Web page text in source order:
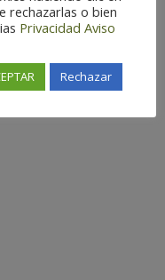
rechazarlas o bien
Privacidad Aviso
Rechazar